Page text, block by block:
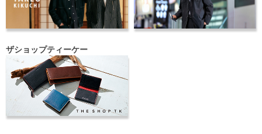
ザショップティーケー